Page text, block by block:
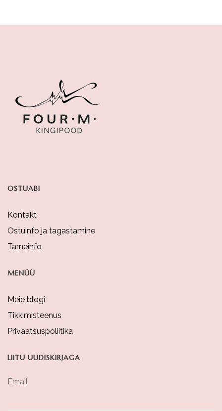
OSTUABI
Kontakt
Ostuinfo ja tagastamine
Tarneinfo
MENÜÜ
Meie blogi
Tikkimisteenus
Privaatsuspoliitika
LIITU UUDISKIRJAGA
Email